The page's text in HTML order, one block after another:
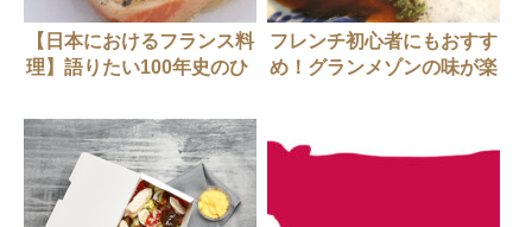
【日本におけるフランス料
理】語りたい100年史のひ
ート・ドール、ラ・ブラン
シュ）
フレンチ初心者にもおすす
め！グランメゾンの味が楽